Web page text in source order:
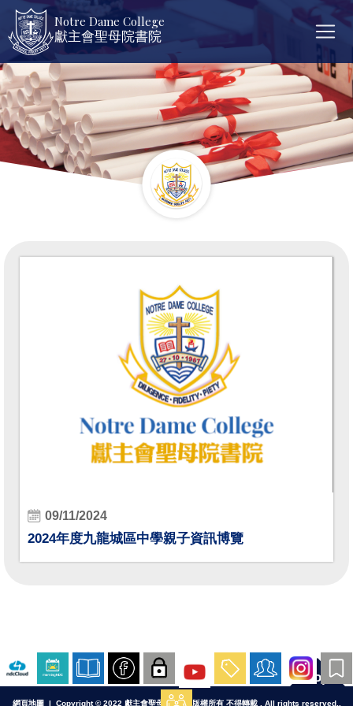
Notre Dame College
獻主會聖母院書院
09/11/2024
2024年度九龍城區中學親子資訊博覽
Top
網頁地圖 | Copyright © 2022 獻主會聖母院書院. 版權所有 不得轉載 . All rights reserved..